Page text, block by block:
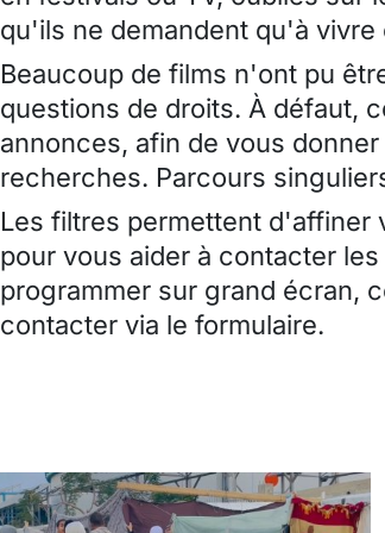
qu'ils ne demandent qu'à vivre
Beaucoup de films n'ont pu
questions de droits. À défaut,
annonces, afin de vous
recherches. Parcours
Les filtres permettent d'affiner
pour vous aider à contacter
programmer sur grand écran,
contacter via le formulaire.